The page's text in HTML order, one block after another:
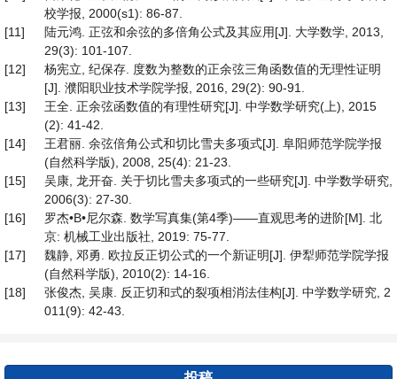
校学报, 2000(s1): 86-87.
[11]
陆元鸿. 正弦和余弦的多倍角公式及其应用[J]. 大学数学, 2013,
29(3): 101-107.
[12]
杨宪立, 纪保存. 度数为整数的正余弦三角函数值的无理性证明
[J]. 濮阳职业技术学院学报, 2016, 29(2): 90-91.
[13]
王全. 正余弦函数值的有理性研究[J]. 中学数学研究(上), 2015
(2): 41-42.
[14]
王君丽. 余弦倍角公式和切比雪夫多项式[J]. 阜阳师范学院学报
(自然科学版), 2008, 25(4): 21-23.
[15]
吴康, 龙开奋. 关于切比雪夫多项式的一些研究[J]. 中学数学研究,
2006(3): 27-30.
[16]
罗杰•B•尼尔森. 数学写真集(第4季)——直观思考的进阶[M]. 北
京: 机械工业出版社, 2019: 75-77.
[17]
魏静, 邓勇. 欧拉反正切公式的一个新证明[J]. 伊犁师范学院学报
(自然科学版), 2010(2): 14-16.
[18]
张俊杰, 吴康. 反正切和式的裂项相消法佳构[J]. 中学数学研究, 2
011(9): 42-43.